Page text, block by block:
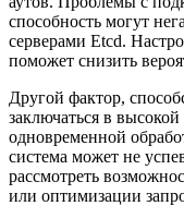
способность могут
серверами Etcd.
поможет снизить
Другой фактор,
заключаться в
одновременной
система может не
рассмотреть
или оптимизации